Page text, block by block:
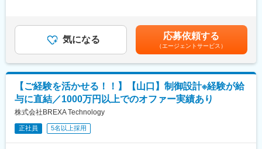
チや提案営業、既存顧客への追加提案や関係性の強化を行いま
す。また、案件受注後にはプロジェクトの進行管理や納期調整、
課題解決に取り組みます。クライアントとの定期的な打ち合わせ
自身の成長に直結します。
■企業の特徴/魅力
創業期のため積極採用中。新しい仕組みや環境づくりに携われ、
会社とともに成長できます。
変更の範囲：会社の定める業務
給・みなし残業代を含みます。超過分は全額支給されます。賃金
はあくまでも目安の金額であり、選考を通じて上下する可能性が
あります。月給(月額)は固定手当を含めた表記です。
気になる 応募依頼する
（エージェントサービス）
【ご経験を活かせる！！】【山口】制御設計※経験が給
与に直結／1000万円以上でのオファー実績あり
株式会社BREXA Technology
正社員 5名以上採用